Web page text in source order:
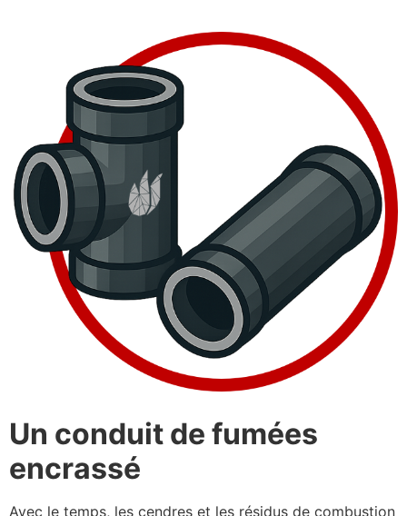
Un conduit de fumées
encrassé
Avec le temps, les cendres et les résidus de combustion